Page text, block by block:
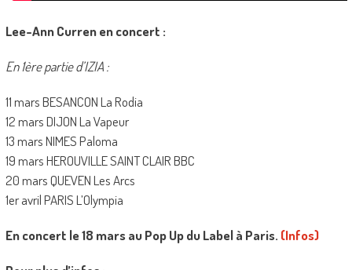
Lee-Ann Curren en concert :
En 1ère partie d’IZIA :
11 mars BESANCON La Rodia
12 mars DIJON La Vapeur
13 mars NIMES Paloma
19 mars HEROUVILLE SAINT CLAIR BBC
20 mars QUEVEN Les Arcs
1er avril PARIS L’Olympia
En concert le 18 mars au Pop Up du Label à Paris. (Infos)